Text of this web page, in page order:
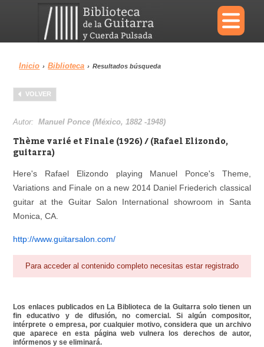
×
Menu
Biblioteca
Inicio › Biblioteca › Resultados búsqueda
VOLVER
Autor:Manuel Ponce (México, 1882 -1948)
Thè­me varié et Fina­le (1926) / (Rafael Elizondo,
guitarra)
Here's Rafael Elizondo playing Manuel Ponce's Theme,
Variations and Finale on a new 2014 Daniel Friederich classical
guitar at the Guitar Salon International showroom in Santa
Monica, CA.
http://www.guitarsalon.com/
Para acceder al contenido completo necesitas estar registrado
Los enlaces publicados en La Biblioteca de la Guitarra solo tienen un
fin educativo y de difusión, no comercial. Si algún compositor,
intérprete o empresa, por cualquier motivo, considera que un archivo
que aparece en esta página web vulnera los derechos de autor,
infórmenos y se eliminará.